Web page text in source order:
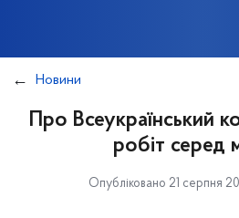
Новини
Про Всеукраїнський
робіт серед
Опубліковано 21 серпня